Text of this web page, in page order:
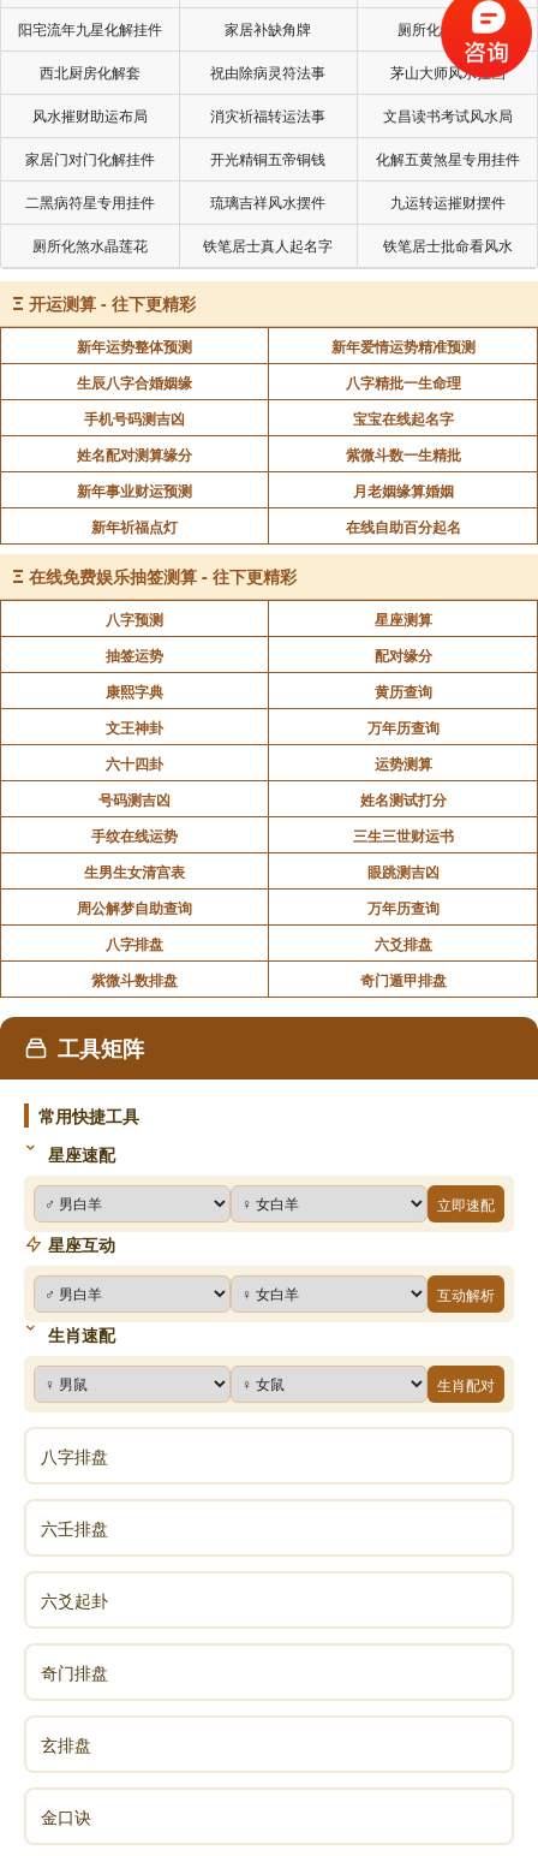
历法包含我国古代哲学、天文、地理、自然生态等
诸多方面丰富的内涵，并蕴藏着人们如何顺应自然的论
述。择日学用时需旺的理论，是极为有道理，我们在生
活中，顺天而行，那有不吉的道理。
易德轩网是专业周易文化网站，我们所提供关于择
吉日的介绍，只是为了方便大家查阅到相关内容。我们
也尽可能提供更加全面资料，在你的生活中能起到一定
帮助，你对于本文所讲内容农历吉日相关内容比较满
意，请你关注易德轩网或是下载安装易德轩网APP，我
们随时提供你所需要的资料。你也可以随时查看易德轩
每天更新资料。""
"
声明：部分内容来于网络，如有侵权，请联系我们删除！以上内容，并
阳宅流年九星化解挂件 家居补缺角牌 厕所化秽气煞套
西北厨房化解套 祝由除病灵符法事 茅山大师风水挂画
风水摧财助运布局 消灾祈福转运法事 文昌读书考试风水局
家居门对门化解挂件 开光精铜五帝铜钱 化解五黄煞星专用挂件
二黑病符星专用挂件 琉璃吉祥风水摆件 九运转运摧财摆件
厕所化煞水晶莲花 铁笔居士真人起名字 铁笔居士批命看风水
Ξ 开运测算 - 往下更精彩
新年运势整体预测
新年爱情运势精准预测
生辰八字合婚姻缘
八字精批一生命理
手机号码测吉凶
宝宝在线起名字
姓名配对测算缘分
紫微斗数一生精批
新年事业财运预测
月老姻缘算婚姻
新年祈福点灯
在线自助百分起名
Ξ 在线免费娱乐抽签测算 - 往下更精彩
八字预测
星座测算
抽签运势
配对缘分
康熙字典
黄历查询
文王神卦
万年历查询
六十四卦
运势测算
号码测吉凶
姓名测试打分
手纹在线运势
三生三世财运书
生男生女清宫表
眼跳测吉凶
周公解梦自助查询
万年历查询
八字排盘
六爻排盘
紫微斗数排盘
奇门遁甲排盘
工具矩阵
常用快捷工具
星座速配
立即速配
星座互动
互动解析
生肖速配
生肖配对
八字排盘
六壬排盘
六爻起卦
奇门排盘
玄排盘
金口诀